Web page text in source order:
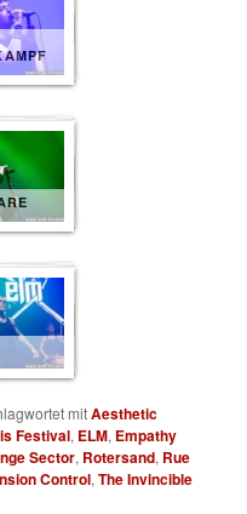
mitAesthetic
Festival, ELM, Empathy
Sector, Rotersand, Rue
Control,The Invincible